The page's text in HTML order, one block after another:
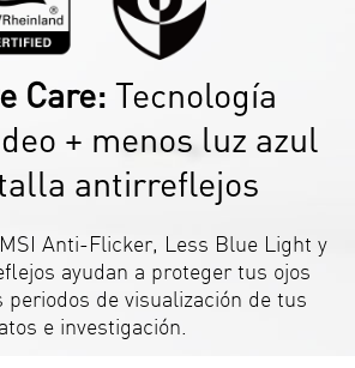
Care: Tecnología
+ menos luz azul
antirreflejos
Anti-Flicker, Less Blue Light y
ayudan a proteger tus ojos
de visualización de tus
e investigación.